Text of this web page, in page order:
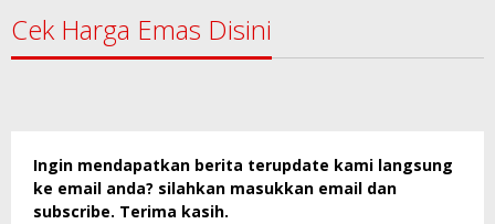
Cek Harga Emas Disini
Ingin mendapatkan berita terupdate kami langsung
ke email anda? silahkan masukkan email dan
subscribe. Terima kasih.